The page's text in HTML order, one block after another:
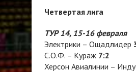
Четвертая лига
ТУР 14, 15-16 февраля
Электрики – Ощадлидер
С.О.Ф. – Кураж 7:2
Херсон Авиалинии –